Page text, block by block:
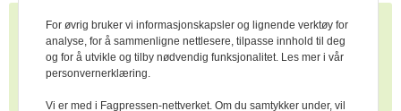
En stor takk rettes til de 14 besetningene som
bidrar med registreringer av fôropptak og
metanutslipp.
For øvrig bruker vi informasjonskapsler og lignende verktøy for
analyse, for å sammenligne nettlesere, tilpasse innhold til deg
og for å utvikle og tilby nødvendig funksjonalitet. Les mer i vår
personvernerklæring.
Vi er med i Fagpressen-nettverket. Om du samtykker under, vil